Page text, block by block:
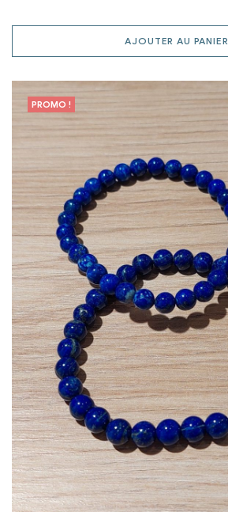
AJOUTER AU PANIER
PROMO !